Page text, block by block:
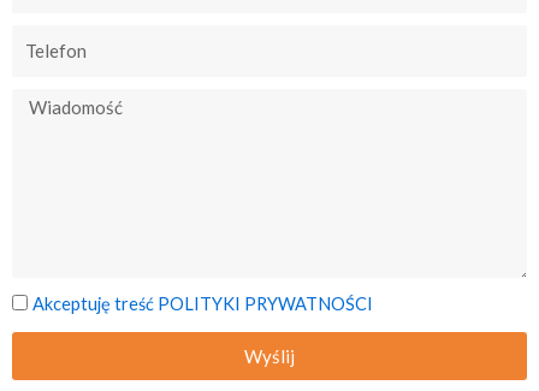
Akceptuję treść POLITYKI PRYWATNOŚCI
Wyślij